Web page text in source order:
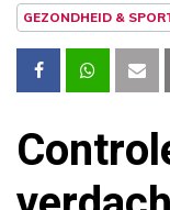
GEZONDHEID &